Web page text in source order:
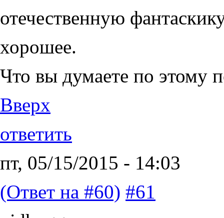
отечественную
хорошее.
Что вы думаете по этому
Вверх
ответить
пт, 05/15/2015 - 14:03
(Ответ на #60) #61